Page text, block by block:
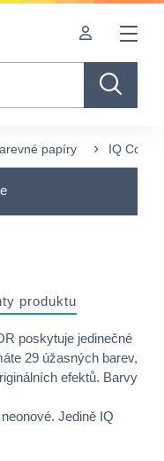
papíry IQ Color
produktu
poskytuje jedinečné
29 úžasných barev,
efektů. Barvy
Jedině IQ